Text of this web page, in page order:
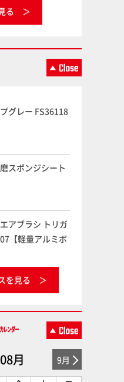
る
グレー FS36118
スポンジシート
アブラシ トリガ
【軽量アルミボ
を見る
月 9月